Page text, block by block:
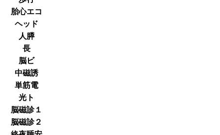
胎心エコ
ヘッド
人膵
長
脳ビ
中磁誘
単筋電
光ト
脳磁診１
脳磁診２